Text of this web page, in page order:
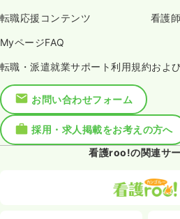
転職応援コンテンツ 看護
MyページFAQ
転職・派遣就業サポート利用規約およ
お問い合わせフォーム
採用・求人掲載をお考えの方へ
看護roo!の関連サ